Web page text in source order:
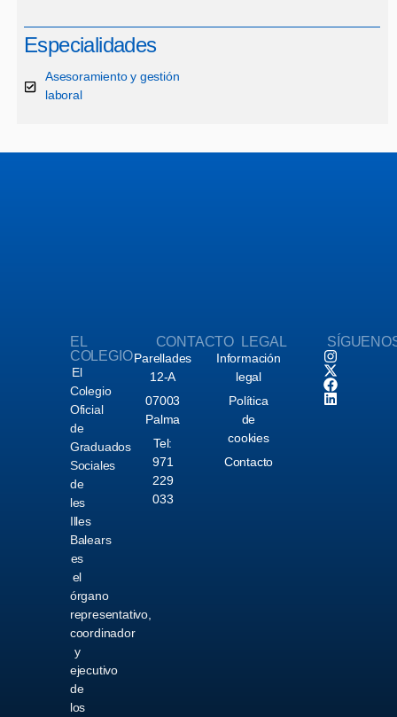
Especialidades
Asesoramiento y gestión
laboral
EL
COLEGIO
El
Colegio
Oficial
de
Graduados
Sociales
de
les
Illes
Balears
es
el
órgano
representativo,
coordinador
y
ejecutivo
de
los
CONTACTO
Parellades
12-A
07003
Palma
Tel:
971
229
033
LEGAL
Información
legal
Política
de
cookies
Contacto